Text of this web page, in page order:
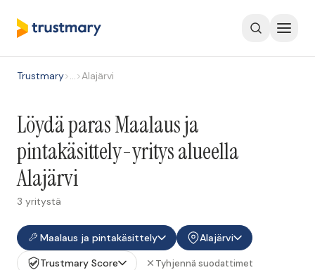
Trustmary>…>Alajärvi
Löydä paras Maalaus ja
pintakäsittely-yritys alueella
Alajärvi
3 yritystä
Maalaus ja pintakäsittely
Alajärvi
Trustmary Score
Tyhjennä suodattimet